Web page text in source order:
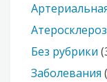
Атеросклероз
Без рубрики
Заболевания